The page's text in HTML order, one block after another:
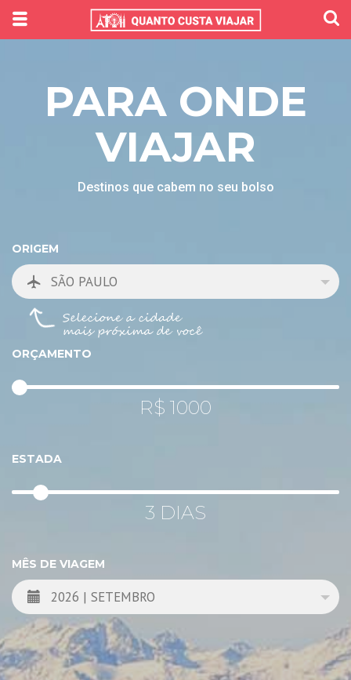
PARA ONDE
VIAJAR
Destinos que cabem no seu bolso
ORIGEM
SÃO PAULO
ORÇAMENTO
R$ 1000
ESTADA
3 DIAS
MÊS DE VIAGEM
2026 | SETEMBRO